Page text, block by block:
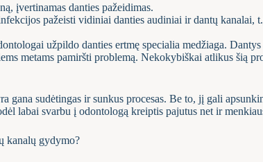
įvertinamas danties pažeidimas.
pažeisti vidiniai danties audiniai ir dantų kanalai,
užpildo danties ertmę specialia medžiaga.
metams pamiršti problemą. Nekokybiškai atlikus šią
gana sudėtingas ir sunkus procesas. Be to, jį gali
labai svarbu į odontologą kreiptis pajutus net ir
kanalų gydymo?